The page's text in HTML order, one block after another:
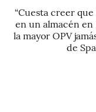
“Cuesta creer
en un almacén en
la mayor OPV
de